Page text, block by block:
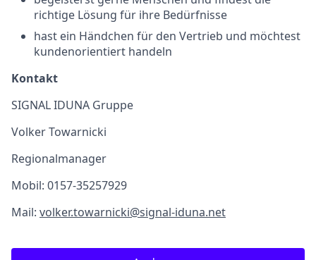
richtige Lösung für ihre Bedürfnisse
hast ein Händchen für den Vertrieb und möchtest
kundenorientiert handeln
Kontakt
SIGNAL IDUNA Gruppe
Volker Towarnicki
Regionalmanager
Mobil: 0157-35257929
Mail: volker.towarnicki@signal-iduna.net